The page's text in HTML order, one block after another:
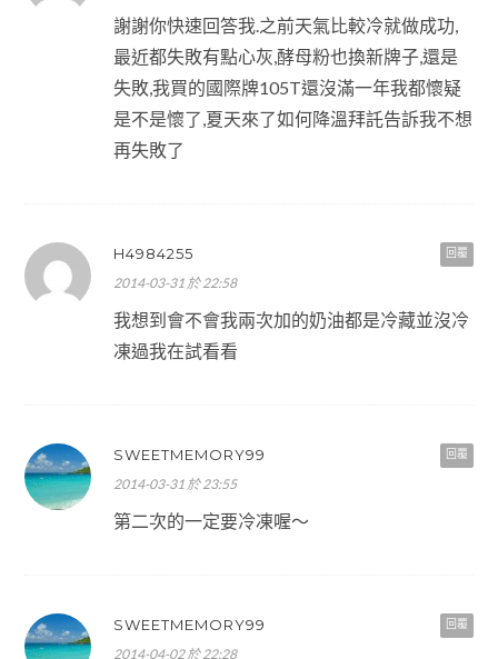
謝謝你快速回答我.之前天氣比較冷就做成功,
最近都失敗有點心灰,酵母粉也換新牌子,還是
失敗,我買的國際牌105T還沒滿一年我都懷疑
是不是懷了,夏天來了如何降溫拜託告訴我不想
再失敗了
回覆
H4984255
2014-03-31 於 22:58
我想到會不會我兩次加的奶油都是冷藏並沒冷
凍過我在試看看
回覆
SWEETMEMORY99
2014-03-31 於 23:55
第二次的一定要冷凍喔～
回覆
SWEETMEMORY99
2014-04-02 於 22:28